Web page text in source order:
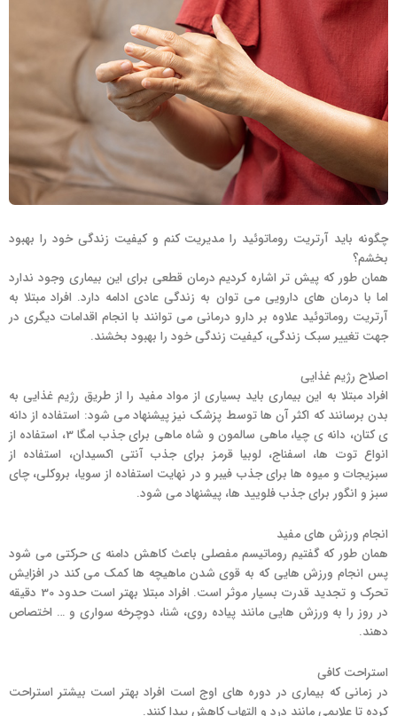
چگونه باید آرتریت روماتوئید را مدیریت کنم و کیفیت زندگی خود را بهبود
بخشم؟
همان طور که پیش تر اشاره کردیم درمان قطعی برای این بیماری وجود ندارد
اما با درمان های دارویی می توان به زندگی عادی ادامه دارد. افراد مبتلا به
آرتریت روماتوئید علاوه بر دارو درمانی می توانند با انجام اقدامات دیگری در
جهت تغییر سبک زندگی، کیفیت زندگی خود را بهبود بخشند.
اصلاح رژیم غذایی
افراد مبتلا به این بیماری باید بسیاری از مواد مفید را از طریق رژیم غذایی به
بدن برسانند که اکثر آن ها توسط پزشک نیز پیشنهاد می شود: استفاده از دانه
ی کتان، دانه ی چیا، ماهی سالمون و شاه ماهی برای جذب امگا 3، استفاده از
انواع توت ها، اسفناج، لوبیا قرمز برای جذب آنتی اکسیدان، استفاده از
سبزیجات و میوه ها برای جذب فیبر و در نهایت استفاده از سویا، بروکلی، چای
سبز و انگور برای جذب فلویید ها، پیشنهاد می شود.
انجام ورزش های مفید
همان طور که گفتیم روماتیسم مفصلی باعث کاهش دامنه ی حرکتی می شود
پس انجام ورزش هایی که به قوی شدن ماهیچه ها کمک می کند در افزایش
تحرک و تجدید قدرت بسیار موثر است. افراد مبتلا بهتر است حدود 30 دقیقه
در روز را به ورزش هایی مانند پیاده روی، شنا، دوچرخه سواری و … اختصاص
دهند.
استراحت کافی
در زمانی که بیماری در دوره های اوج است افراد بهتر است بیشتر استراحت